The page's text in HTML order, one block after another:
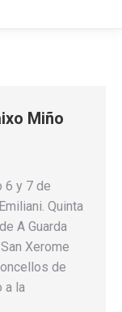
Miño
6 y 7 de
Quinta
A Guarda
Xerome
de
a la